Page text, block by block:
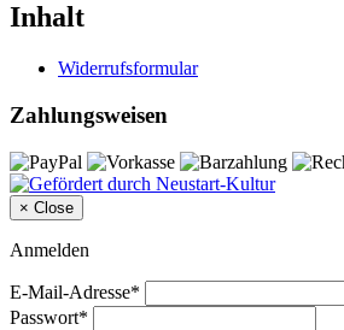
Inhalt
Widerrufsformular
Zahlungsweisen
× Close
Anmelden
E-Mail-Adresse*
Passwort*